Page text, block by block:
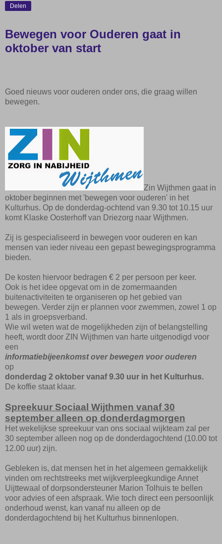
Delen
Bewegen voor Ouderen gaat in
oktober van start
Goed nieuws voor ouderen onder ons, die graag willen
bewegen.
Zin Wijthmen gaat in
oktober beginnen met 'bewegen voor ouderen' in het
Kulturhus. Op de donderdag-ochtend van 9.30 tot 10.15 uur
komt Klaske Oosterhoff van Driezorg naar Wijthmen.
Zij is gespecialiseerd in bewegen voor ouderen en kan
mensen van ieder niveau een gepast bewegingsprogramma
bieden.
De kosten hiervoor bedragen € 2 per persoon per keer.
Ook is het idee opgevat om in de zomermaanden
buitenactiviteiten te organiseren op het gebied van
bewegen. Verder zijn er plannen voor zwemmen, zowel 1 op
1 als in groepsverband.
Wie wil weten wat de mogelijkheden zijn of belangstelling
heeft, wordt door ZIN Wijthmen van harte uitgenodigd voor
een
informatiebijeenkomst over bewegen voor ouderen
op
donderdag 2 oktober vanaf 9.30 uur in het Kulturhus.
De koffie staat klaar.
Spreekuur Sociaal Wijthmen vanaf 30
september alleen op donderdagmorgen
Het wekelijkse spreekuur van ons sociaal wijkteam zal per
30 september alleen nog op de donderdagochtend (10.00 tot
12.00 uur) zijn.
Gebleken is, dat mensen het in het algemeen gemakkelijk
vinden om rechtstreeks met wijkverpleegkundige Annet
Uijttewaal of dorpsondersteuner Marion Tolhuis te bellen
voor advies of een afspraak. Wie toch direct een persoonlijk
onderhoud wenst, kan vanaf nu alleen op de
donderdagochtend bij het Kulturhus binnenlopen.